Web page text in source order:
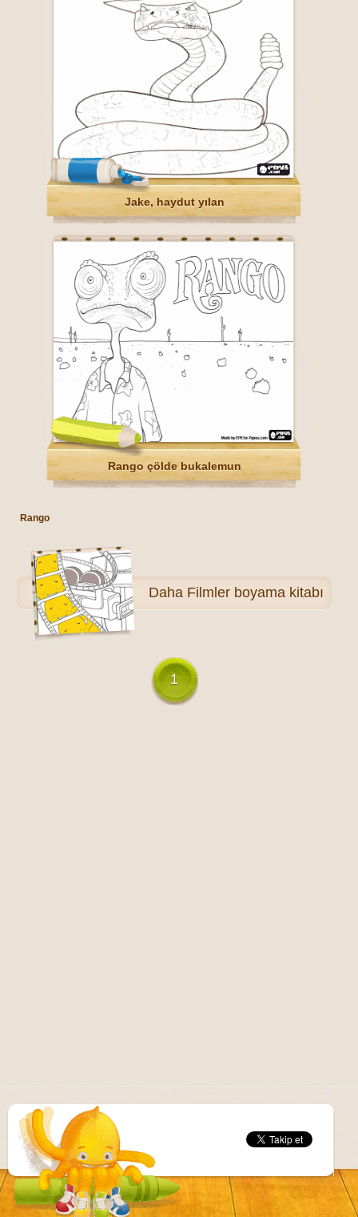
Jake, haydut yılan
Rango çölde bukalemun
Rango
Daha Filmler boyama kitabı
1